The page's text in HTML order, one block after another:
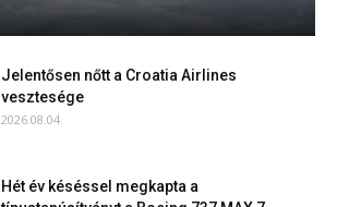
Jelentősen nőtt a Croatia Airlines
vesztesége
2026.08.04.
Hét év késéssel megkapta a